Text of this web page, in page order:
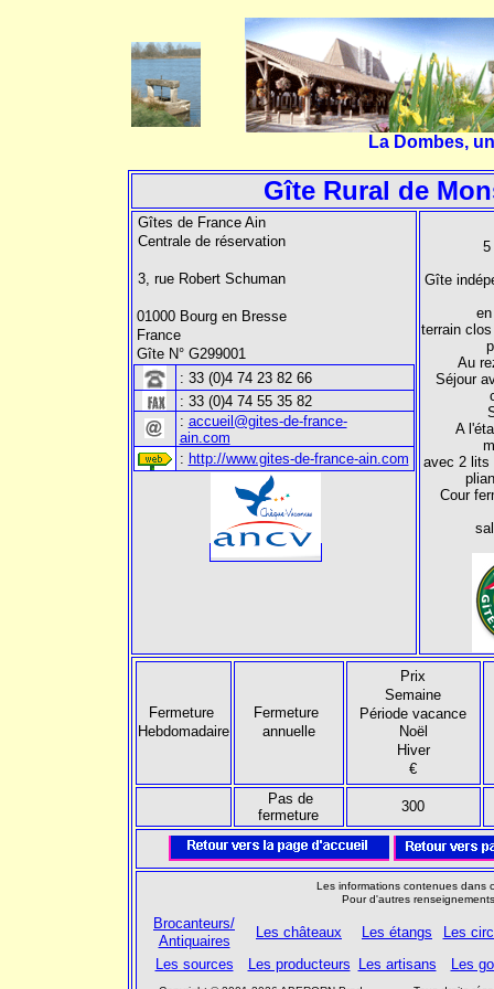
La Dombes,
Gîte Rural de
Gîtes de France Ain
Centrale de réservation
3, rue Robert Schuman
01000 Bourg en Bresse
France
Gîte N° G299001
: 33 (0)4 74 23 82 66
: 33 (0)4 74 55 35 82
: accueil@gites-de-france-
ain.com
: http://www.gites-de-france-ain.com
5
Gîte
terrain
Au
Séjour
A
avec 2 lits
Cour
Fermeture
Hebdomadaire
Fermeture
annuelle
Prix
Semaine
Période vacance
Noël
Hiver
€
Pas de
fermeture
300
Les informations contenues dans
Pour d'autres
Brocanteurs/
Antiquaires
Les châteaux Les étangs
Les
Les sources
Les producteurs Les artisans Les